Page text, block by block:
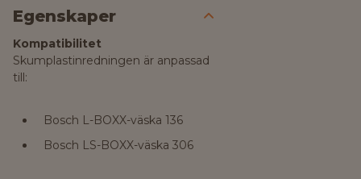
Egenskaper
Kompatibilitet
Skumplastinredningen är anpassad
till:
Bosch L-BOXX-väska 136
Bosch LS-BOXX-väska 306